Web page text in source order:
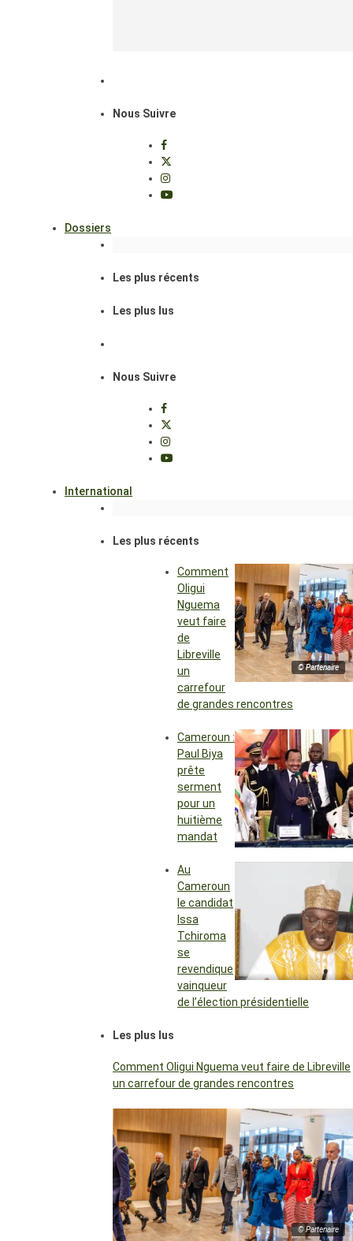
Nous Suivre
Dossiers
Les plus récents
Les plus lus
Nous Suivre
International
Les plus récents
© Partenaire
Comment
Oligui
Nguema
veut faire
de
Libreville
un
carrefour
de grandes rencontres
Cameroun :
Paul Biya
prête
serment
pour un
huitième
mandat
Au
Cameroun
le candidat
Issa
Tchiroma
se
revendique
vainqueur
de l’élection présidentielle
Les plus lus
Comment Oligui Nguema veut faire de Libreville
un carrefour de grandes rencontres
© Partenaire